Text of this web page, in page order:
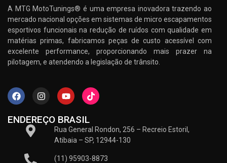
A MTG MotoTunings® é uma empresa inovadora trazendo ao
mercado nacional opções em sistemas de micro escapamentos
esportivos funcionais na redução de ruídos com qualidade em
matérias primas, fabricamos peças de custo acessível com
excelente performance, proporcionando mais prazer na
pilotagem, e atendendo a legislação de trânsito.
ENDEREÇO BRASIL
Rua General Rondon, 256 – Recreio Estoril,
Atibaia – SP, 12944-130
(11) 95903-8873